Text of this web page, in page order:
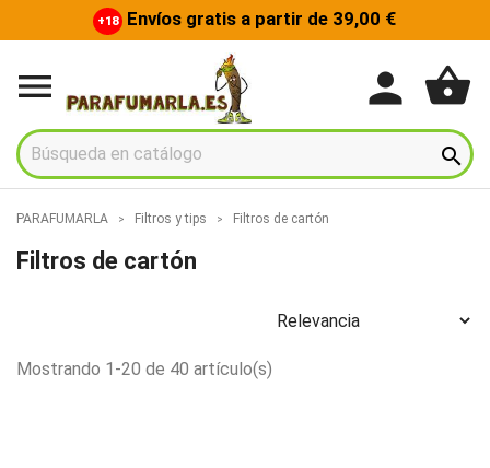
+18 Envíos gratis a partir de 39,00 €
 person shopping_basket

PARAFUMARLA Filtros y tips Filtros de cartón
Filtros de cartón
Mostrando 1-20 de 40 artículo(s)